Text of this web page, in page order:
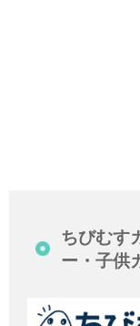
ちびむす
ー・子供